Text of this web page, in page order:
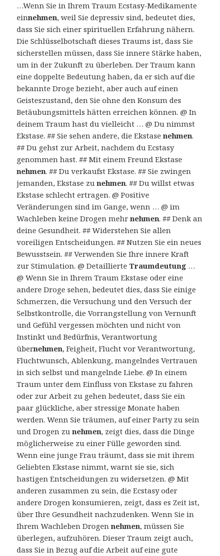
…Wenn Sie in Ihrem Traum Ecstasy-Medikamente
einnehmen, weil Sie depressiv sind, bedeutet dies,
dass Sie sich einer spirituellen Erfahrung nähern.
Die Schlüsselbotschaft dieses Traums ist, dass Sie
sicherstellen müssen, dass Sie innere Stärke haben,
um in der Zukunft zu überleben. Der Traum kann
eine doppelte Bedeutung haben, da er sich auf die
bekannte Droge bezieht, aber auch auf einen
Geisteszustand, den Sie ohne den Konsum des
Betäubungsmittels hätten erreichen können. @ In
deinem Traum hast du vielleicht … @ Du nimmst
Ekstase. ## Sie sehen andere, die Ekstasenehmen.
## Du gehst zur Arbeit, nachdem du Ecstasy
genommen hast. ## Mit einem Freund Ekstase
nehmen. ## Du verkaufst Ekstase. ## Sie zwingen
jemanden, Ekstase zunehmen. ## Du willst etwas
Ekstase schlecht ertragen. @ Positive
Veränderungen sind im Gange, wenn … @ im
Wachleben keine Drogen mehrnehmen. ## Denk an
deine Gesundheit. ## Widerstehen Sie allen
voreiligen Entscheidungen. ## Nutzen Sie ein neues
Bewusstsein. ## Verwenden Sie Ihre innere Kraft
zur Stimulation. @ DetaillierteTraumdeutung …
@ Wenn Sie in Ihrem Traum Ekstase oder eine
andere Droge sehen, bedeutet dies, dass Sie einige
Schmerzen, die Versuchung und den Versuch der
Selbstkontrolle, die Vorrangstellung von Vernunft
und Gefühl vergessen möchten und nicht von
Instinkt und Bedürfnis, Verantwortung
übernehmen, Feigheit, Flucht vor Verantwortung,
Fluchtwunsch, Ablenkung, mangelndes Vertrauen
in sich selbst und mangelnde Liebe. @ In einem
Traum unter dem Einfluss von Ekstase zu fahren
oder zur Arbeit zu gehen bedeutet, dass Sie ein
paar glückliche, aber stressige Monate haben
werden. Wenn Sie träumen, auf einer Party zu sein
und Drogen zunehmen, zeigt dies, dass die Dinge
möglicherweise zu einer Fülle geworden sind.
Wenn eine junge Frau träumt, dass sie mit ihrem
Geliebten Ekstase nimmt, warnt sie sie, sich
hastigen Entscheidungen zu widersetzen. @ Mit
anderen zusammen zu sein, die Ecstasy oder
andere Drogen konsumieren, zeigt, dass es Zeit ist,
über Ihre Gesundheit nachzudenken. Wenn Sie in
Ihrem Wachleben Drogennehmen, müssen Sie
überlegen, aufzuhören. Dieser Traum zeigt auch,
dass Sie in Bezug auf die Arbeit auf eine gute